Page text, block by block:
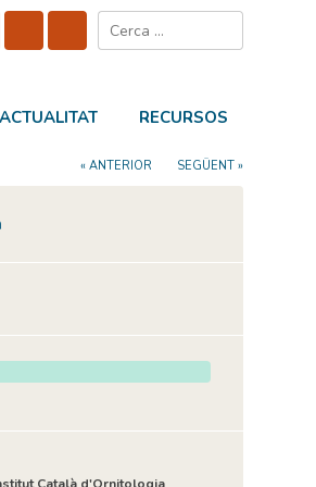
ACTUALITAT RECURSOS
« ANTERIOR SEGÜENT »